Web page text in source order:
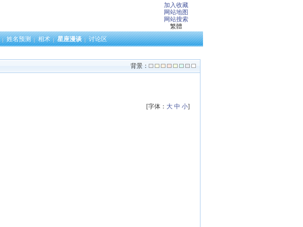
加入收藏
网站地图
网站搜索
繁體
姓名预测 相术 星座漫谈
讨论区
背景：
[字体： 大 中 小]